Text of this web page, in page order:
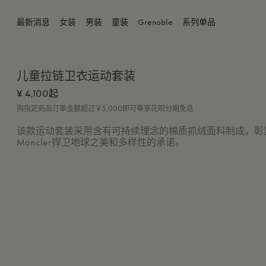
最新消息 女装 男装 童装 Grenoble 系列单品
儿童拉链卫衣运动套装
¥ 4,100起
购指定商品订单金额超过￥5,000即可尊享花呗分期免息
该款运动套装采用含有可持续理念的棉质抓绒面料制成，彰
Moncler捍卫地球之美和多样性的承诺。
黑色
4Y
6Y
8Y
10Y